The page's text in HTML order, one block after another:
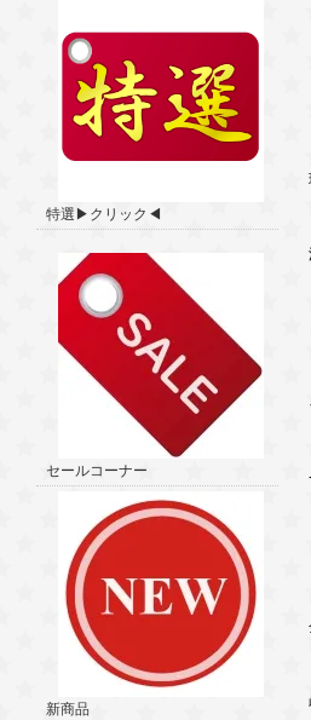
特選▶クリック◀
セールコーナー
新商品